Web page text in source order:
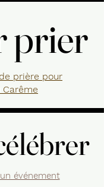
prier
prier
prière pour
événement